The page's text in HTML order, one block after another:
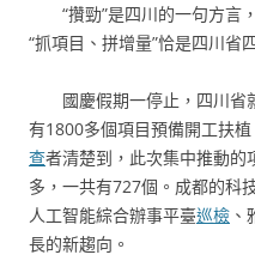
“攢勁”是四川的一句方言
“抓項目、拼增量”恰是四川省
國慶假期一停止，四川省
有1800多個項目預備開工扶
查者清楚到，此次集中推動的
多，一共有727個。成都的科
人工智能綜合辦事平臺巡檢
長的新趨向。